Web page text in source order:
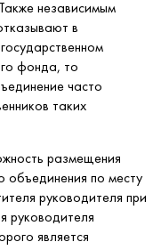
независимым
в
фонда, то
часто
таких
размещения
объединения по месту
руководителя при
руководителя
является